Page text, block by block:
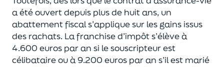
a été ouvert depuis plus de huit ans, un
abattement fiscal s’applique sur les gains issus
des rachats. La franchise d’impôts’élève à
4.600 euros par an si le souscripteurest
célibataire ou à 9.200 euros par an s’il est marié